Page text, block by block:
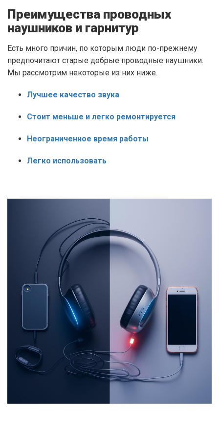
Преимущества проводных
наушников и гарнитур
Есть много причин, по которым люди по-прежнему
предпочитают старые добрые проводные наушники.
Мы рассмотрим некоторые из них ниже.
Лучшее качество звука
Стоит меньше и легко ремонтируется
Неограниченное время работы
Легко использовать